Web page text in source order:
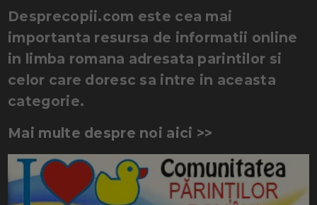
Desprecopii.com este cea mai
importanta resursa de informatii online
in limba romana adresata parintilor si
celor care doresc sa intre in aceasta
categorie.
Mai multe despre noi aici >>